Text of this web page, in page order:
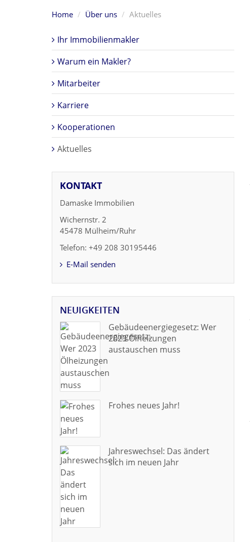
Home Über uns Aktuelles
Ihr Immobilienmakler
Warum ein Makler?
Mitarbeiter
Karriere
Kooperationen
Aktuelles
KONTAKT
Damaske Immobilien
Wichernstr. 2
45478 Mülheim/Ruhr
Telefon: +49 208 30195446
E-Mail senden
NEUIGKEITEN
Gebäudeenergiegesetz: Wer
2023 Ölheizungen
austauschen muss
Frohes neues Jahr!
Jahreswechsel: Das ändert
sich im neuen Jahr